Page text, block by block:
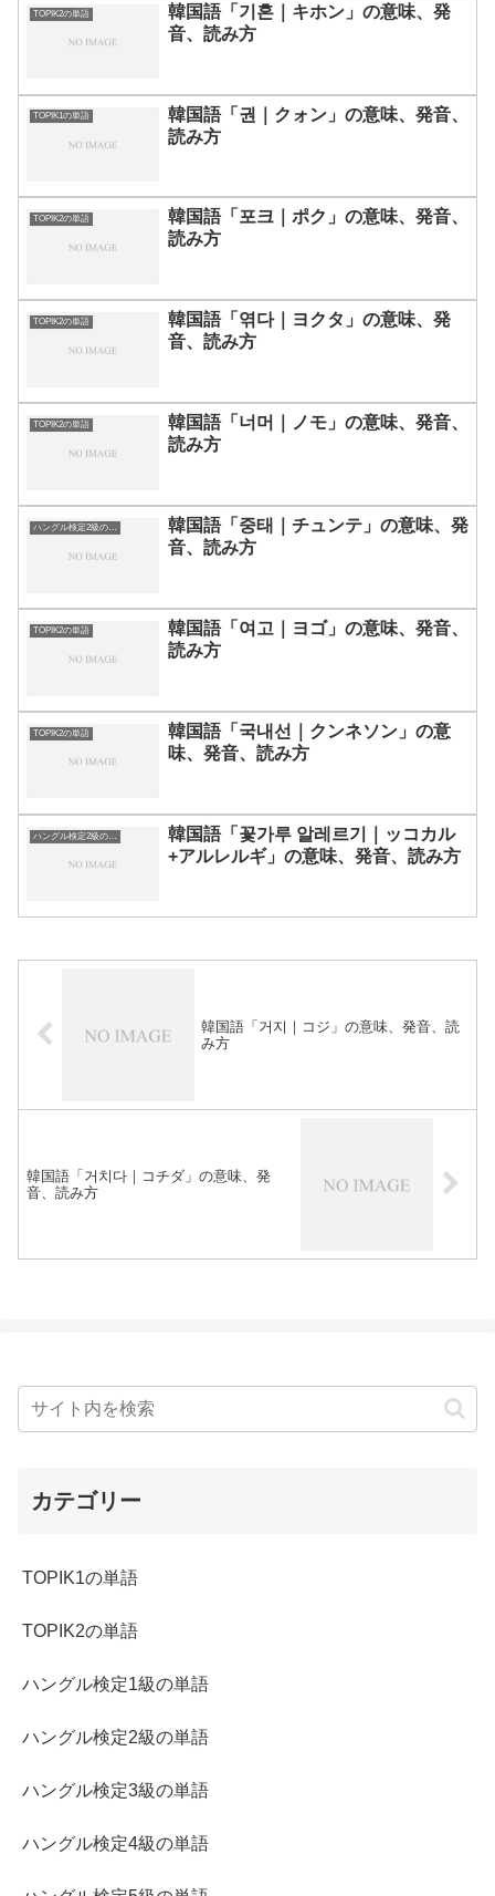
TOPIK2の単語
韓国語「기혼｜キホン」の意味、発
音、読み方
TOPIK1の単語
韓国語「권｜クォン」の意味、発音、
読み方
TOPIK2の単語
韓国語「포크｜ポク」の意味、発音、
読み方
TOPIK2の単語
韓国語「엮다｜ヨクタ」の意味、発
音、読み方
TOPIK2の単語
韓国語「너머｜ノモ」の意味、発音、
読み方
ハングル検定2級の単語
韓国語「중태｜チュンテ」の意味、発
音、読み方
TOPIK2の単語
韓国語「여고｜ヨゴ」の意味、発音、
読み方
TOPIK2の単語
韓国語「국내선｜クンネソン」の意
味、発音、読み方
ハングル検定2級の単語
韓国語「꽃가루 알레르기｜ッコカル
+アルレルギ」の意味、発音、読み方
韓国語「거지｜コジ」の意味、発音、読
み方
韓国語「거치다｜コチダ」の意味、発
音、読み方
カテゴリー
TOPIK1の単語
TOPIK2の単語
ハングル検定1級の単語
ハングル検定2級の単語
ハングル検定3級の単語
ハングル検定4級の単語